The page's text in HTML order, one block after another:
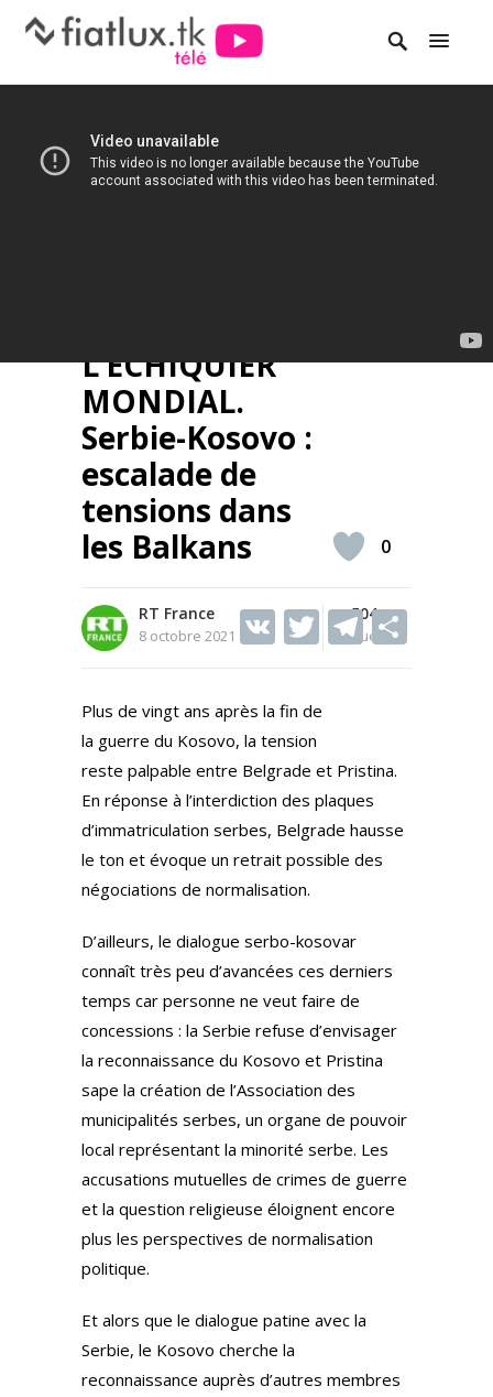
L’ECHIQUIER
MONDIAL.
Serbie-Kosovo :
escalade de
tensions dans
les Balkans
RT France
8 octobre 2021
504
Vues
V T
itt
er
T
a
m
0
Plus de vingt ans après la fin de
la guerre du Kosovo, la tension
reste palpable entre Belgrade et Pristina.
En réponse à l’interdiction des plaques
d’immatriculation serbes, Belgrade hausse
le ton et évoque un retrait possible des
négociations de normalisation.
D’ailleurs, le dialogue serbo-kosovar
connaît très peu d’avancées ces derniers
temps car personne ne veut faire de
concessions : la Serbie refuse d’envisager
la reconnaissance du Kosovo et Pristina
sape la création de l’Association des
municipalités serbes, un organe de pouvoir
local représentant la minorité serbe. Les
accusations mutuelles de crimes de guerre
et la question religieuse éloignent encore
plus les perspectives de normalisation
politique.
Et alors que le dialogue patine avec la
Serbie, le Kosovo cherche la
reconnaissance auprès d’autres membres